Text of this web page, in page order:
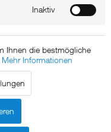
an den xMount@Cover
Auto befestigt.
ist die Dockplate, ein
Plättchen, das Sie
mini, direkt auf dem
und iPhone 12
Inaktiv
Ihnen die bestmögliche
Mehr Informationen